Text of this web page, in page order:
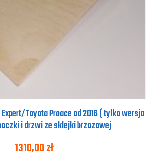
Toyota Proace od 2016 ( tylko wersja
i drzwi ze sklejki brzozowej
1310,00zł